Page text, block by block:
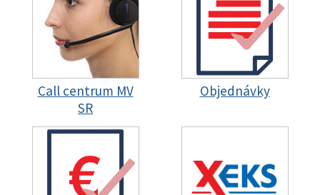
Call centrum MV
SR
Objednávky